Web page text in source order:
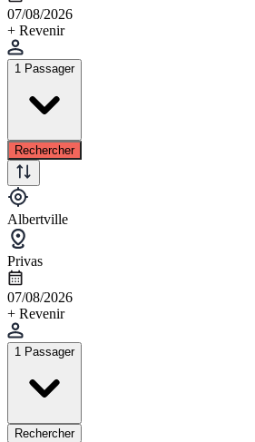
07/08/2026
+ Revenir
1 Passager
Rechercher
Albertville
Privas
07/08/2026
+ Revenir
1 Passager
Rechercher